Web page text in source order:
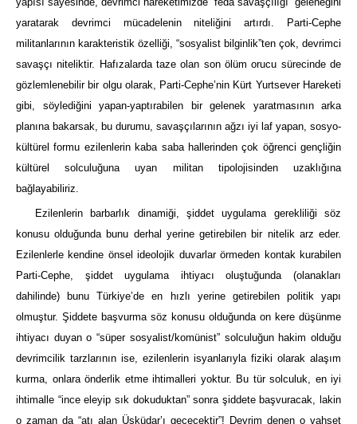
yaratarak devrimci mücadelenin niteliğini artırdı. Parti-Cephe
militanlarının karakteristik özelliği, “sosyalist bilginlik”ten çok, devrimci
savaşçı niteliktir. Hafızalarda taze olan son ölüm orucu sürecinde de
gözlemlenebilir bir olgu olarak, Parti-Cephe’nin Kürt Yurtsever Hareketi
gibi, söylediğini yapan-yaptırabilen bir gelenek yaratmasının arka
planına bakarsak, bu durumu, savaşçılarının ağzı iyi laf yapan, sosyo-
kültürel formu ezilenlerin kaba saba hallerinden çok öğrenci gençliğin
kültürel solculuğuna uyan militan tipolojisinden uzaklığına
bağlayabiliriz.
Ezilenlerin barbarlık dinamiği, şiddet uygulama gerekliliği söz
konusu olduğunda bunu derhal yerine getirebilen bir nitelik arz eder.
Ezilenlerle kendine önsel ideolojik duvarlar örmeden kontak kurabilen
Parti-Cephe, şiddet uygulama ihtiyacı oluştuğunda (olanakları
dahilinde) bunu Türkiye’de en hızlı yerine getirebilen politik yapı
olmuştur. Şiddete başvurma söz konusu olduğunda on kere düşünme
ihtiyacı duyan o “süper sosyalist/komünist” solculuğun hakim olduğu
devrimcilik tarzlarının ise, ezilenlerin isyanlarıyla fiziki olarak alaşım
kurma, onlara önderlik etme ihtimalleri yoktur. Bu tür solculuk, en iyi
ihtimalle “ince eleyip sık dokuduktan” sonra şiddete başvuracak, lakin
o zaman da “atı alan Üsküdar’ı geçecektir”! Devrim denen o vahşet